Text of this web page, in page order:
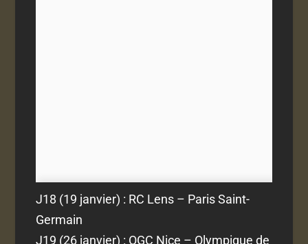
J18 (19 janvier) : RC Lens – Paris Saint-
Germain
J19 (26 janvier) : OGC Nice – Olympique de